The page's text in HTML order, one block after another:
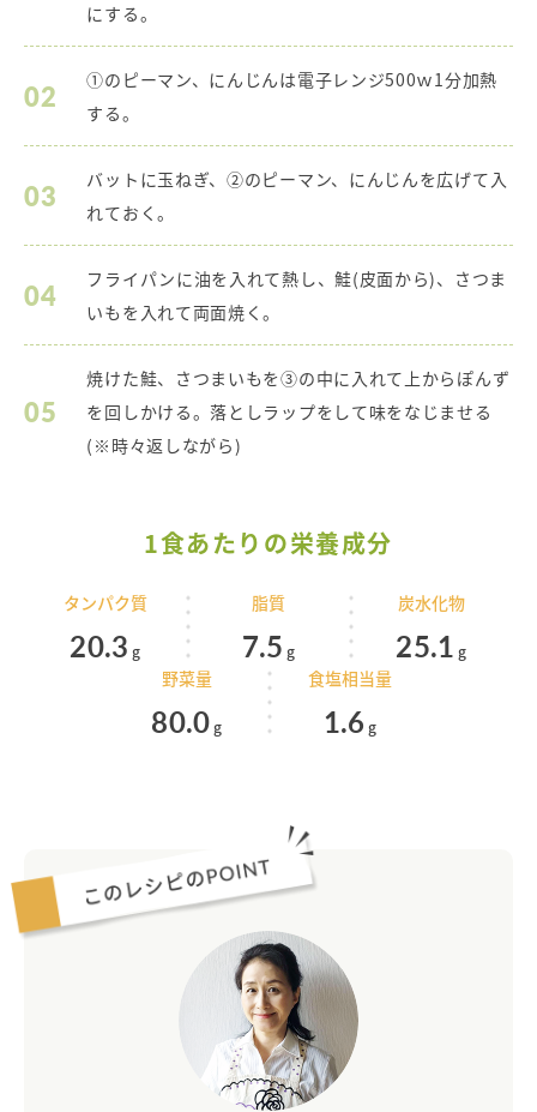
にする。
02
①のピーマン、にんじんは電子レンジ500ｗ1分加熱
する。
03
バットに玉ねぎ、②のピーマン、にんじんを広げて入
れておく。
04
フライパンに油を入れて熱し、鮭(皮面から)、さつま
いもを入れて両面焼く。
05
焼けた鮭、さつまいもを③の中に入れて上からぽんず
を回しかける。落としラップをして味をなじませる
(※時々返しながら)
1食あたりの栄養成分
タンパク質
20.3 g
脂質
7.5 g
炭水化物
25.1 g
野菜量
80.0 g
食塩相当量
1.6 g